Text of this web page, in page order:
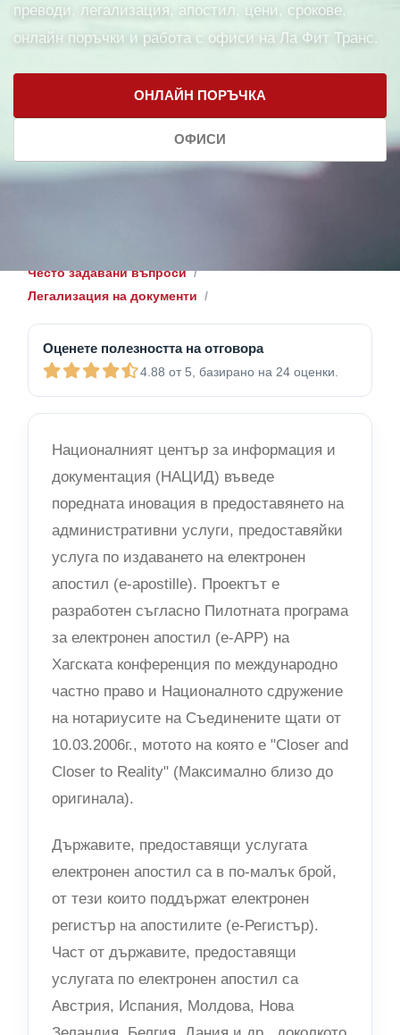
преводи, легализация, апостил, цени, срокове,
онлайн поръчки и работа с офиси на Ла Фит Транс.
ОНЛАЙН ПОРЪЧКА
ОФИСИ
Често задавани въпроси
Легализация на документи
Оценете полезността на отговора
4.88 от 5, базирано на 24 оценки.
Националният център за информация и
документация (НАЦИД) въведе
поредната иновация в предоставянето на
административни услуги, предоставяйки
услуга по издаването на електронен
апостил (e-apostille). Проектът е
разработен съгласно Пилотната програма
за електронен апостил (e-APP) на
Хагската конференция по международно
частно право и Националното сдружение
на нотариусите на Съединените щати от
10.03.2006г., мотото на която е "Closer and
Closer to Reality" (Максимално близо до
оригинала).
Държавите, предоставящи услугата
електронен апостил са в по-малък брой,
от тези които поддържат електронен
регистър на апостилите (е-Регистър).
Част от държавите, предоставящи
услугата по електронен апостил са
Австрия, Испания, Молдова, Нова